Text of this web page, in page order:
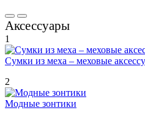
Аксессуары
1
Сумки из меха – меховые
2
Модные зонтики